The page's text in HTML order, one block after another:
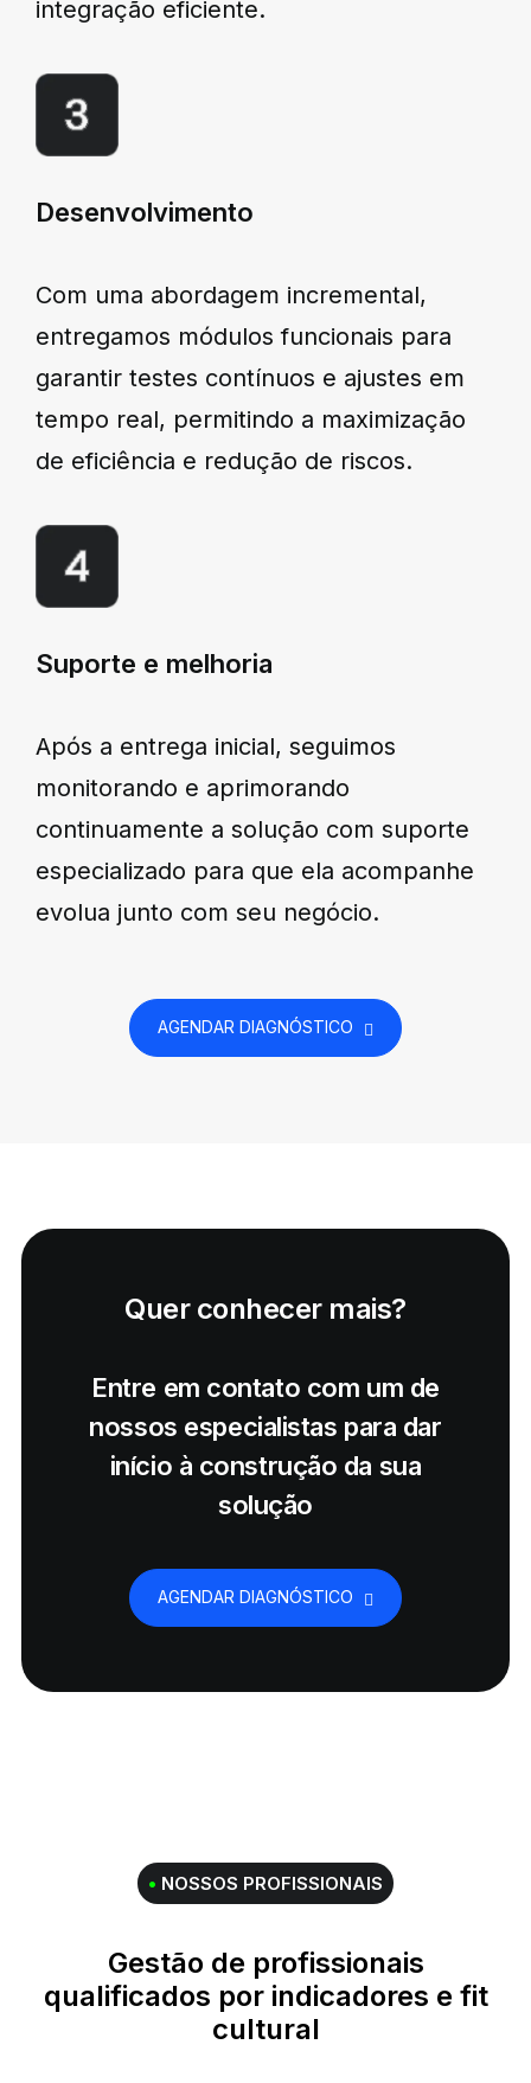
integração eficiente.
Desenvolvimento
Com uma abordagem incremental,
entregamos módulos funcionais para
garantir testes contínuos e ajustes em
tempo real, permitindo a maximização
de eficiência e redução de riscos.
Suporte e melhoria
Após a entrega inicial, seguimos
monitorando e aprimorando
continuamente a solução com suporte
especializado para que ela acompanhe
evolua junto com seu negócio.
AGENDAR DIAGNÓSTICO
Quer conhecer mais?
Entre em contato com um de
nossos especialistas para dar
início à construção da sua
solução
AGENDAR DIAGNÓSTICO
• NOSSOS PROFISSIONAIS
Gestão de profissionais
qualificados por indicadores e fit
cultural